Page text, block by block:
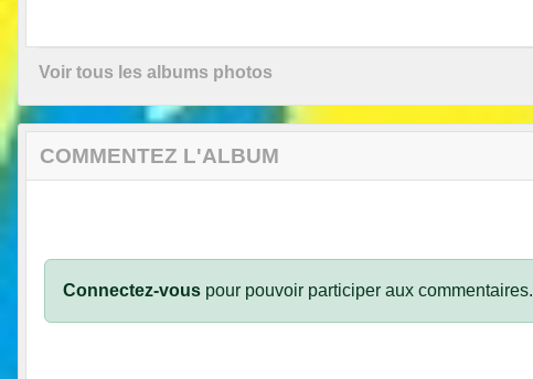
Voir tous les albums photos
COMMENTEZ L'ALBUM
Connectez-vous pour pouvoir participer aux commentaires.